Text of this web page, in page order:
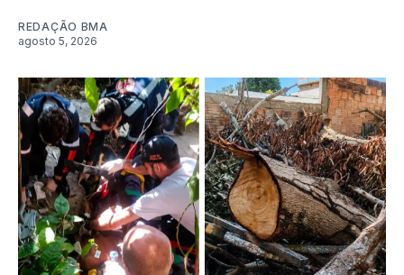
REDAÇÃO BMA
agosto 5, 2026